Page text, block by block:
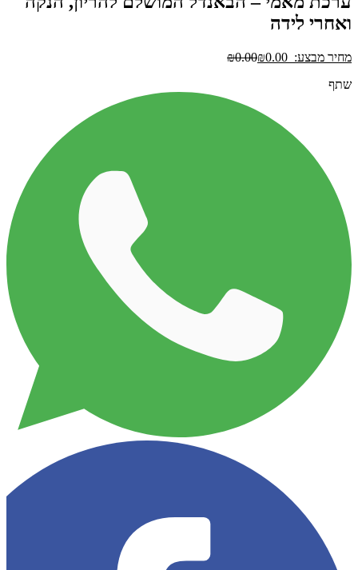
ואחרי לידה
מחיר מבצע: ₪0.00
₪0.00
שתף